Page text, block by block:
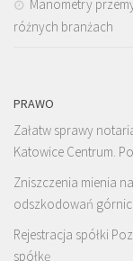
Manometry
różnych branżach
PRAWO
Załatw sprawy
Katowice Centrum.
Zniszczenia mienia
odszkodowań
Rejestracja spółki
spółkę